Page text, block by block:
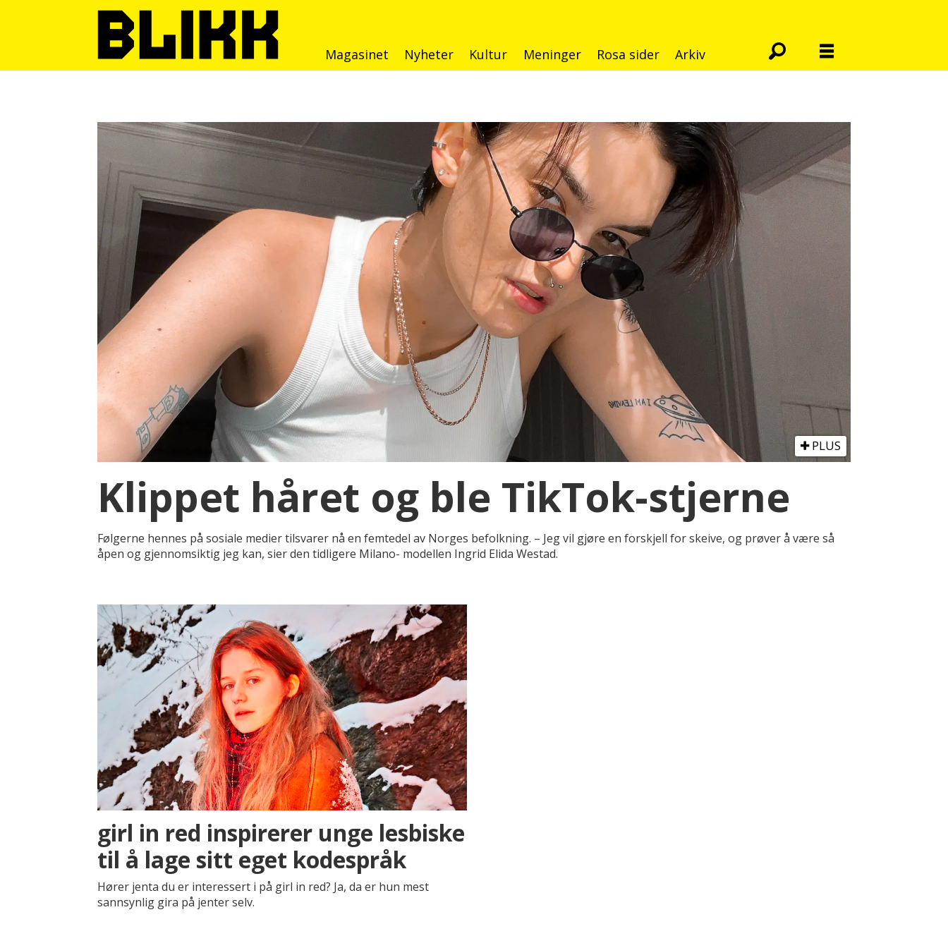
Magasinet Nyheter Kultur Meninger Rosa sider Arkiv
PLUS
Klippet håret og ble TikTok-stjerne
Følgerne hennes på sosiale medier tilsvarer nå en femtedel av Norges befolkning. – Jeg vil gjøre en forskjell for skeive, og prøver å være så
åpen og gjennomsiktig jeg kan, sier den tidligere Milano- modellen Ingrid Elida Westad.
girl in red inspirerer unge lesbiske
til å lage sitt eget kodespråk
Hører jenta du er interessert i på girl in red? Ja, da er hun mest
sannsynlig gira på jenter selv.